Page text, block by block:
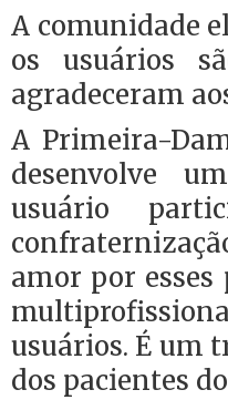
A comunidade
os usuários
agradeceram
A Primeira-
desenvolve
usuário
amor por esses
usuários. É um
dos pacientes